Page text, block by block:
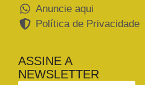
Anuncie aqui
Política de Privacidade
ASSINE A
NEWSLETTER